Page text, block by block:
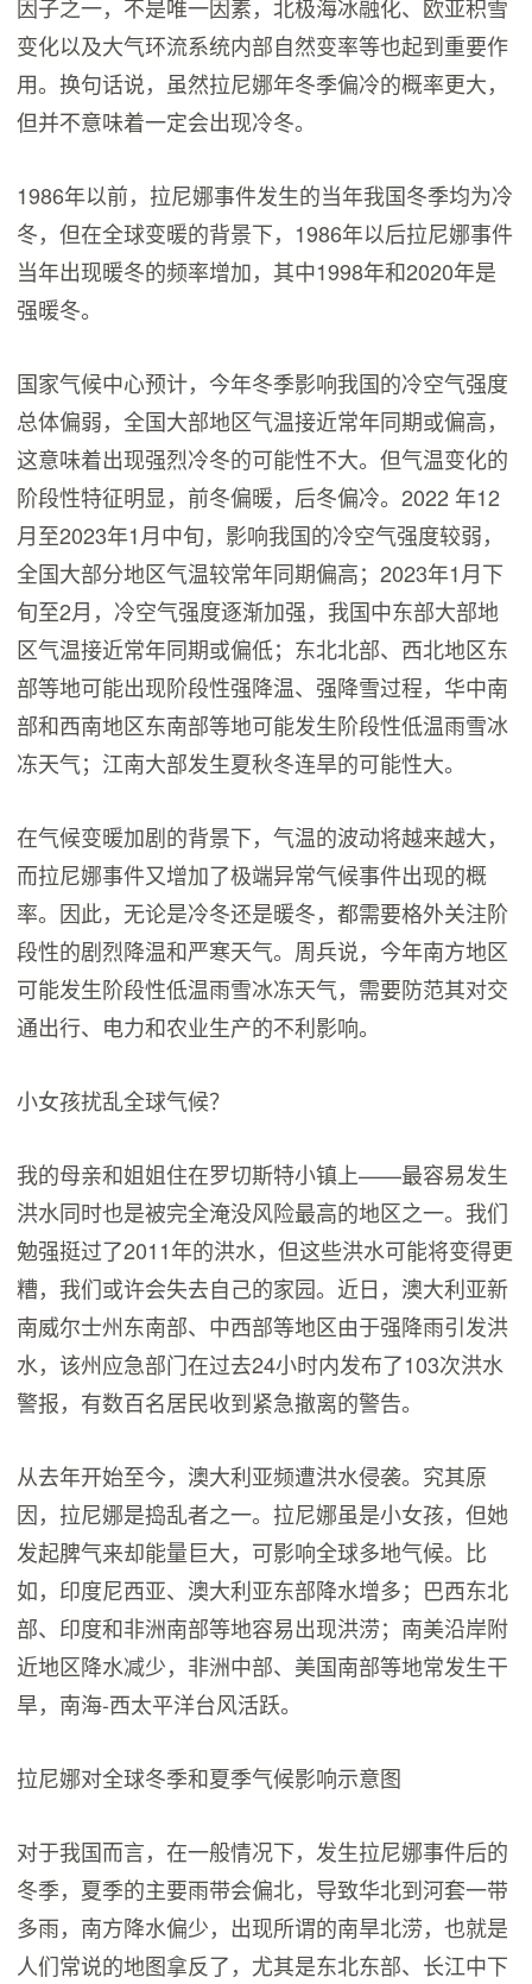
因子之一，不是唯一因素，北极海冰融化、欧亚积雪
变化以及大气环流系统内部自然变率等也起到重要作
用。换句话说，虽然拉尼娜年冬季偏冷的概率更大，
但并不意味着一定会出现冷冬。
1986年以前，拉尼娜事件发生的当年我国冬季均为冷
冬，但在全球变暖的背景下，1986年以后拉尼娜事件
当年出现暖冬的频率增加，其中1998年和2020年是
强暖冬。
国家气候中心预计，今年冬季影响我国的冷空气强度
总体偏弱，全国大部地区气温接近常年同期或偏高，
这意味着出现强烈冷冬的可能性不大。但气温变化的
阶段性特征明显，前冬偏暖，后冬偏冷。2022 年12
月至2023年1月中旬，影响我国的冷空气强度较弱，
全国大部分地区气温较常年同期偏高；2023年1月下
旬至2月，冷空气强度逐渐加强，我国中东部大部地
区气温接近常年同期或偏低；东北北部、西北地区东
部等地可能出现阶段性强降温、强降雪过程，华中南
部和西南地区东南部等地可能发生阶段性低温雨雪冰
冻天气；江南大部发生夏秋冬连旱的可能性大。
在气候变暖加剧的背景下，气温的波动将越来越大，
而拉尼娜事件又增加了极端异常气候事件出现的概
率。因此，无论是冷冬还是暖冬，都需要格外关注阶
段性的剧烈降温和严寒天气。周兵说，今年南方地区
可能发生阶段性低温雨雪冰冻天气，需要防范其对交
通出行、电力和农业生产的不利影响。
小女孩扰乱全球气候？
我的母亲和姐姐住在罗切斯特小镇上——最容易发生
洪水同时也是被完全淹没风险最高的地区之一。我们
勉强挺过了2011年的洪水，但这些洪水可能将变得更
糟，我们或许会失去自己的家园。近日，澳大利亚新
南威尔士州东南部、中西部等地区由于强降雨引发洪
水，该州应急部门在过去24小时内发布了103次洪水
警报，有数百名居民收到紧急撤离的警告。
从去年开始至今，澳大利亚频遭洪水侵袭。究其原
因，拉尼娜是捣乱者之一。拉尼娜虽是小女孩，但她
发起脾气来却能量巨大，可影响全球多地气候。比
如，印度尼西亚、澳大利亚东部降水增多；巴西东北
部、印度和非洲南部等地容易出现洪涝；南美沿岸附
近地区降水减少，非洲中部、美国南部等地常发生干
旱，南海-西太平洋台风活跃。
拉尼娜对全球冬季和夏季气候影响示意图
对于我国而言，在一般情况下，发生拉尼娜事件后的
冬季，夏季的主要雨带会偏北，导致华北到河套一带
多雨，南方降水偏少，出现所谓的南旱北涝，也就是
人们常说的地图拿反了，尤其是东北东部、长江中下